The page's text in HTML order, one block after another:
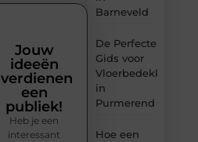
Barneveld
De Perfecte
Gids voor
Vloerbedekking
in
Purmerend
Hoe een
Jouw
ideeën
verdienen
een
publiek!
Heb je een
interessant